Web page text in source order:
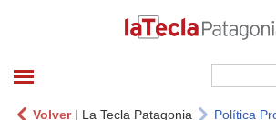
Volver| La Tecla Patagonia Política